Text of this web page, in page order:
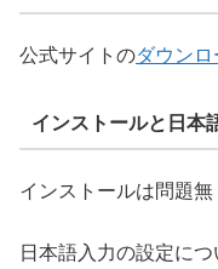
公式サイトのダウン
インストールと日本
インストールは問題無
日本語入力の設定に